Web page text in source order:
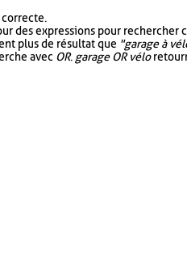
des expressions pour rechercher
plus de résultat que "garage à
avec OR. garage OR vélo